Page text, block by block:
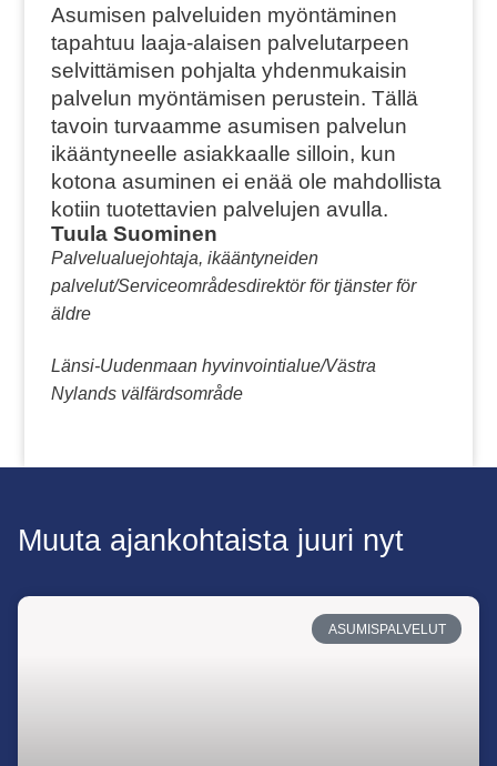
Asumisen palveluiden myöntäminen
tapahtuu laaja-alaisen palvelutarpeen
selvittämisen pohjalta yhdenmukaisin
palvelun myöntämisen perustein. Tällä
tavoin turvaamme asumisen palvelun
ikääntyneelle asiakkaalle silloin, kun
kotona asuminen ei enää ole mahdollista
kotiin tuotettavien palvelujen avulla.
Tuula Suominen
Palvelualuejohtaja, ikääntyneiden
palvelut/Serviceområdesdirektör för tjänster för
äldre
Länsi-Uudenmaan hyvinvointialue/Västra
Nylands välfärdsområde
Muuta ajankohtaista juuri nyt
ASUMISPALVELUT